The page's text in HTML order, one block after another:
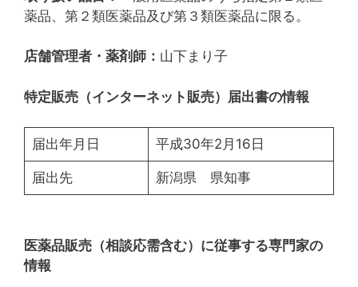
薬品、第２類医薬品及び第３類医薬品に限る。
店舗管理者・薬剤師： 山下まり子
特定販売（インターネット販売）届出書の情報
届出年月日 平成30年2月16日
届出先 新潟県 県知事
医薬品販売（相談応需含む）に従事する専門家の
情報